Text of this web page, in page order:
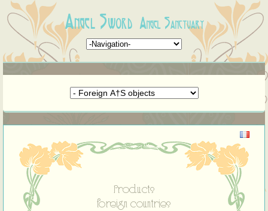
Angel Sword Angel Sanctuary
Products
foreign countries